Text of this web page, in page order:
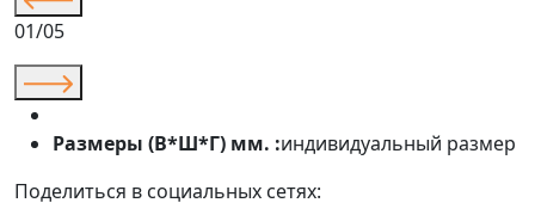
01/05
Размеры (В*Ш*Г) мм. :индивидуальный размер
Поделиться в социальных сетях: